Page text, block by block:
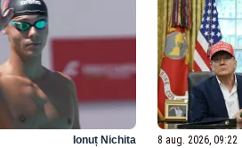
Ionuț Nichita 8 aug. 2026, 09:22